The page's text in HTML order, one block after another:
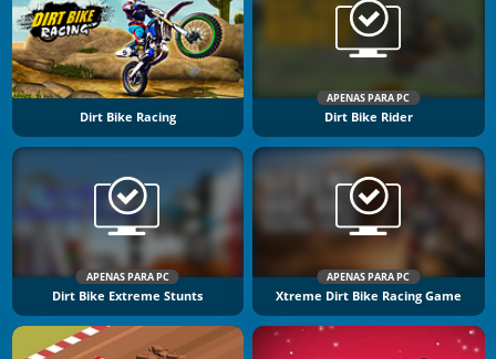
Dirt Bike Racing
APENAS PARA PC
Dirt Bike Rider
APENAS PARA PC
Dirt Bike Extreme Stunts
APENAS PARA PC
Xtreme Dirt Bike Racing Game